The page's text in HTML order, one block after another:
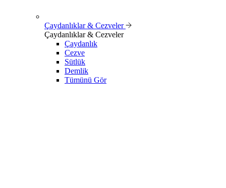
Çaydanlıklar & Cezveler
Çaydanlıklar & Cezveler
Çaydanlık
Cezve
Sütlük
Demlik
Tümünü Gör